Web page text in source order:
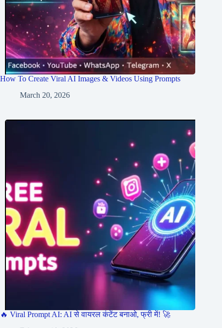
How To Create Viral AI Images & Videos Using Prompts
March 20, 2026
🔥 Viral Prompt AI: AI से वायरल कंटेंट बनाओ, फ्री में! 🚀